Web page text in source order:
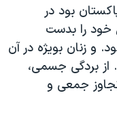
بخشی از پاکستان بود در
خود را بدست
و زنان بويژه در آن
از بردگی جسمی،
جمعی و